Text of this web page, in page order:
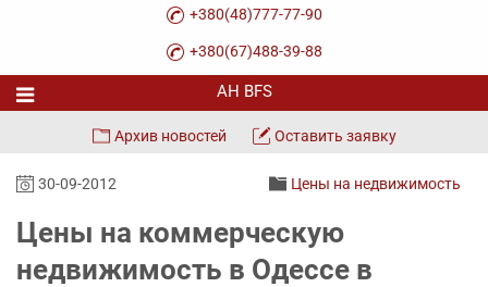
+380(48)777-77-90
+380(67)488-39-88
Архив новостей Оставить заявку
30-09-2012 Цены на недвижимость
Цены на коммерческую
недвижимость в Одессе в